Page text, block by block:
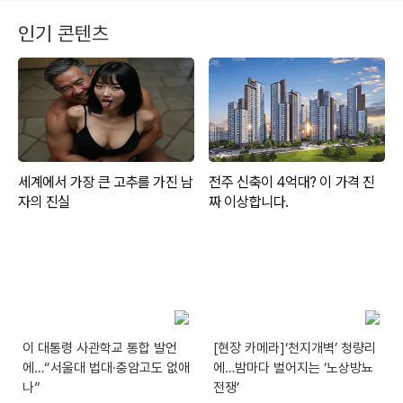
인기 콘텐츠
이 대통령 사관학교 통합 발언
에…“서울대 법대·충암고도 없애
나”
[현장 카메라]‘천지개벽’ 청량리
에…밤마다 벌어지는 ‘노상방뇨
전쟁’